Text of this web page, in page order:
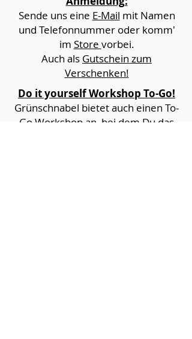
Sende uns eine E-Mail mit Namen
und Telefonnummer oder komm'
im Store vorbei.
Auch als Gutschein zum
Verschenken!
Do it yourself Workshop To-Go!
Grünschnabel bietet auch einen To-
Go Workshop an, bei dem Du das